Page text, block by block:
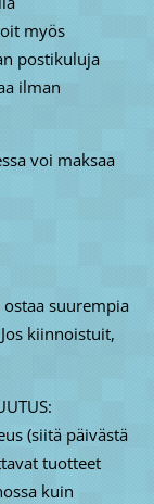
myös
postikuluja
ilman
voi maksaa
suurempia
kiinnoistuit,
(siitä päivästä
tuotteet
kuin